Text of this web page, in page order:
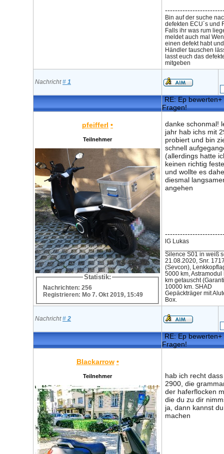
Bin auf der suche
defekten ECU´s und
Falls ihr was rum
meldet auch mal
einen defekt habt
Händler tauschen
lasst euch das
mitgeben
Nachricht# 1
RE: Ep bewerten+
Fragen!
pfeifferl •
Teilnehmer
Statistik:
Nachrichten: 256
Registrieren: Mo 7. Okt 2019, 15:49
danke schonmal!
jahr hab ichs mit
probiert und bin
schnell
(allerdings hatte
keinen richtig
und wollte es
diesmal
angehen
lG Lukas
Silence S01 in weiß
21.08.2020, Snr.
(Sevcon),
5000 km, Astramodul
km getauscht
10000 km. SHAD
Gepäckträger mit
Box.
Nachricht# 2
RE: Ep bewerten+
Fragen!
Blackarrow •
Teilnehmer
hab ich recht
2900, die
der haferflocken
die du zu dir
ja, dann kannst
machen